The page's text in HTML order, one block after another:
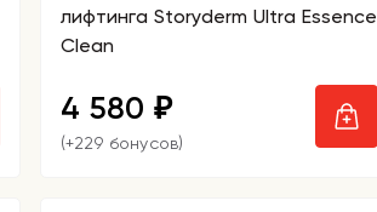
лифтинга Storyderm Ultra Essence
Clean
4 580 ₽
(+229 бонусов)